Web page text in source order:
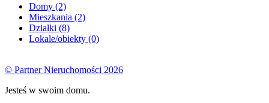
Domy (2)
Mieszkania (2)
Działki (8)
Lokale/obiekty (0)
© Partner Nieruchomości 2026
Jesteś w swoim domu.